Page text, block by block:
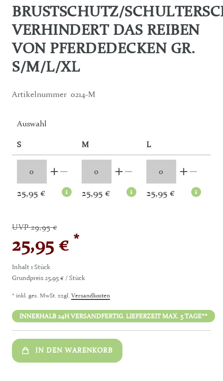
BRUSTSCHUTZ/
VERHINDERT DAS REIBEN
VON PFERDEDECKEN GR.
S/M/L/XL
Artikelnummer 0214-M
Auswahl
S M L
25,95 € 25,95 € 25,95 €
UVP 29,95 €
25,95 € *
Inhalt1 Stück
Grundpreis 25,95 € / Stück
* inkl. ges. MwSt. zzgl. Versandkosten
INNERHALB 24H VERSANDFERTIG. LIEFERZEIT MAX. 5 TAGE**
IN DEN WARENKORB